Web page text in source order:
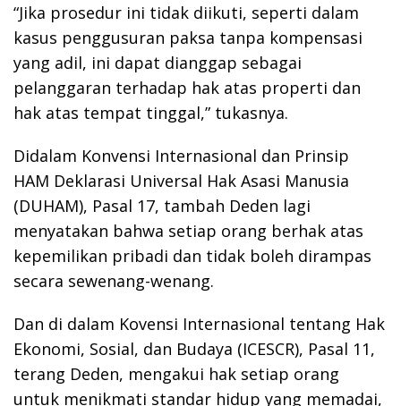
“Jika prosedur ini tidak diikuti, seperti dalam
kasus penggusuran paksa tanpa kompensasi
yang adil, ini dapat dianggap sebagai
pelanggaran terhadap hak atas properti dan
hak atas tempat tinggal,” tukasnya.
Didalam Konvensi Internasional dan Prinsip
HAM Deklarasi Universal Hak Asasi Manusia
(DUHAM), Pasal 17, tambah Deden lagi
menyatakan bahwa setiap orang berhak atas
kepemilikan pribadi dan tidak boleh dirampas
secara sewenang-wenang.
Dan di dalam Kovensi Internasional tentang Hak
Ekonomi, Sosial, dan Budaya (ICESCR), Pasal 11,
terang Deden, mengakui hak setiap orang
untuk menikmati standar hidup yang memadai,